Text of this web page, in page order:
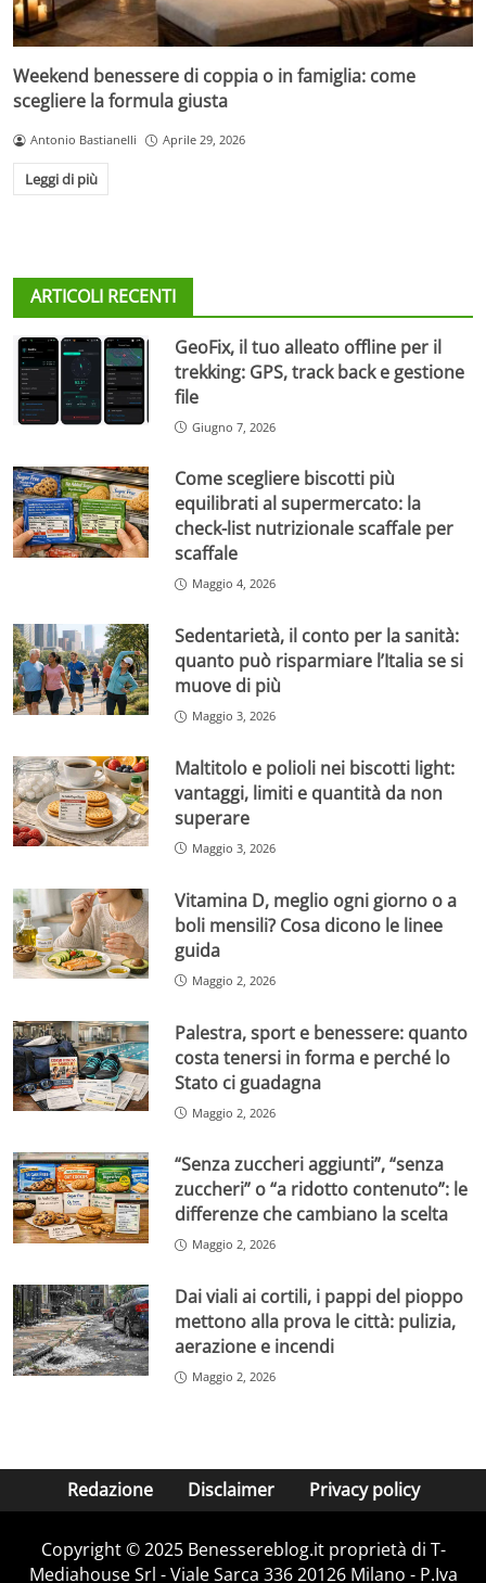
Weekend benessere di coppia o in famiglia: come
scegliere la formula giusta
Antonio Bastianelli Aprile 29, 2026
Leggi di più
ARTICOLI RECENTI
GeoFix, il tuo alleato offline per il
trekking: GPS, track back e gestione
file
Giugno 7, 2026
Come scegliere biscotti più
equilibrati al supermercato: la
check-list nutrizionale scaffale per
scaffale
Maggio 4, 2026
Sedentarietà, il conto per la sanità:
quanto può risparmiare l’Italia se si
muove di più
Maggio 3, 2026
Maltitolo e polioli nei biscotti light:
vantaggi, limiti e quantità da non
superare
Maggio 3, 2026
Vitamina D, meglio ogni giorno o a
boli mensili? Cosa dicono le linee
guida
Maggio 2, 2026
Palestra, sport e benessere: quanto
costa tenersi in forma e perché lo
Stato ci guadagna
Maggio 2, 2026
“Senza zuccheri aggiunti”, “senza
zuccheri” o “a ridotto contenuto”: le
differenze che cambiano la scelta
Maggio 2, 2026
Dai viali ai cortili, i pappi del pioppo
mettono alla prova le città: pulizia,
aerazione e incendi
Maggio 2, 2026
Redazione Disclaimer Privacy policy
Copyright © 2025 Benessereblog.it proprietà di T-
Mediahouse Srl - Viale Sarca 336 20126 Milano - P.Iva